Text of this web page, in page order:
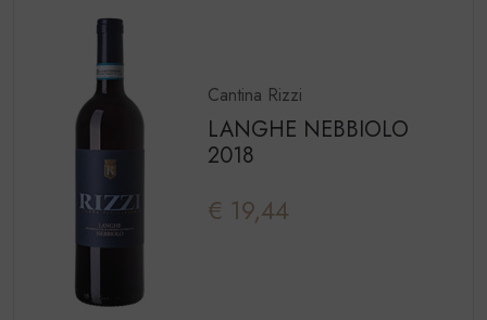
Cantina Rizzi
LANGHE NEBBIOLO
2018
€ 19,44